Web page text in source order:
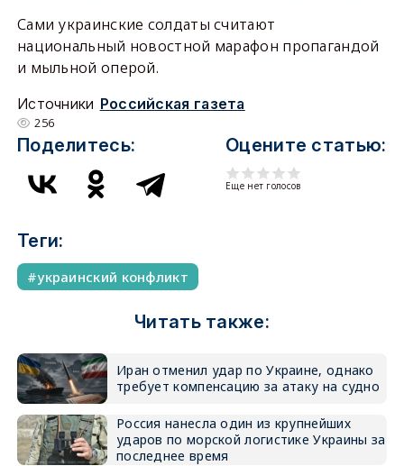
Сами украинские солдаты считают
национальный новостной марафон пропагандой
и мыльной оперой.
Источники Российская газета
256
Поделитесь: Оцените статью:
Еще нет голосов
Теги:
украинский конфликт
Читать также:
Иран отменил удар по Украине, однако
требует компенсацию за атаку на судно
Россия нанесла один из крупнейших
ударов по морской логистике Украины за
последнее время